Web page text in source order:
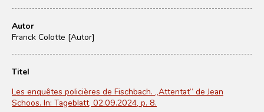
Autor
Franck Colotte [Autor]
Titel
Les enquêtes policières de Fischbach. „Attentat“ de Jean
Schoos. In: Tageblatt, 02.09.2024, p. 8.